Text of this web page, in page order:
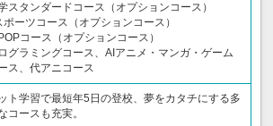
スタンダードコース（オプションコース）
ポーツコース（オプションコース）
コース（オプションコース）
グラミングコース、AIアニメ・マンガ・ゲーム
ス、代アニコース
ト学習で最短年5日の登校、夢をカタチにする多
コースも充実。